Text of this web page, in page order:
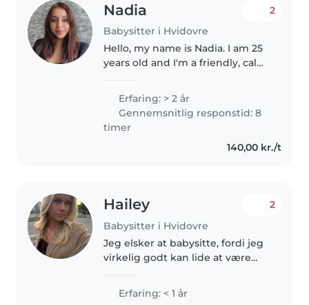
Nadia
Babysitter i Hvidovre
2
Hello, my name is Nadia. I am 25
years old and I'm a friendly, calm,
spending time with children
and know how to communicate
with them in a kind and..
Erfaring: > 2 år
Gennemsnitlig responstid: 8
timer
140,00 kr./t
Hailey
Babysitter i Hvidovre
2
Jeg elsker at babysitte, fordi jeg
virkelig godt kan lide at være
trygge og sjove rammer for dem.
Jeg er en ansvarlig og
Erfaring: < 1 år